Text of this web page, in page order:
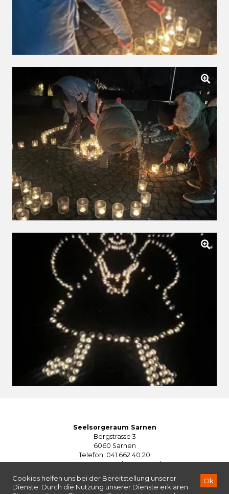
Seelsorgeraum Sarnen
Bergstrasse 3
6060 Sarnen
Telefon: 041 662 40 20
seelsorgeraum@kg-sarnen.ch
©2026Seelsorgeraum Sarnen